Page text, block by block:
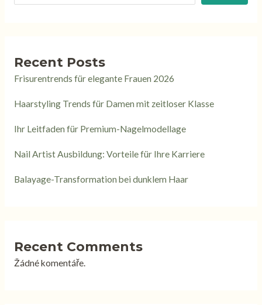
Recent Posts
Frisurentrends für elegante Frauen 2026
Haarstyling Trends für Damen mit zeitloser Klasse
Ihr Leitfaden für Premium-Nagelmodellage
Nail Artist Ausbildung: Vorteile für Ihre Karriere
Balayage-Transformation bei dunklem Haar
Recent Comments
Žádné komentáře.